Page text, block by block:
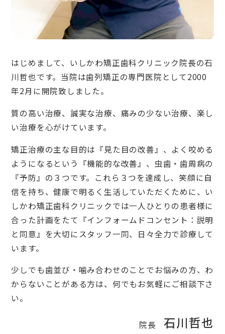
はじめまして、いしかわ矯正歯科クリニック院長の石
川哲也です。当院は歯列矯正の専門医院として2000
年2月に開院致しました。
質の高い治療、誠実な治療、痛みの少ない治療、楽し
い治療を心がけています。
矯正治療の主な目的は『見た目の改善』、よく咬める
ようになるという『機能的な改善』、虫歯・歯周病の
『予防』の３つです。これら３つを達成し、笑顔に自
信を持ち、健康で明るく生活していただくために、い
しかわ矯正歯科クリニックでは一人ひとりの患者様に
合った計画をたて『インフォームドコンセント：説明
と同意』を大切にスタッフ一同、日々全力で診療して
います。
少しでも歯並び・噛み合わせのことでお悩みの方、わ
からないことがある方は、何でもお気軽にご相談下さ
い。
院長 石川哲也